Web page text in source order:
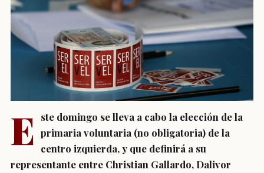
E ste domingo se lleva a cabo la elección de la
primaria voluntaria (no obligatoria) de la
centro izquierda, y que definirá a su
representante entre Christian Gallardo, Dalivor